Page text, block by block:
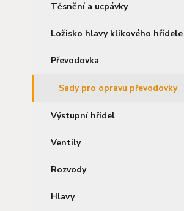
Těsnění a ucpávky
Ložisko hlavy klikového hřídele
Převodovka
Sady pro opravu převodovky
Výstupní hřídel
Ventily
Rozvody
Hlavy